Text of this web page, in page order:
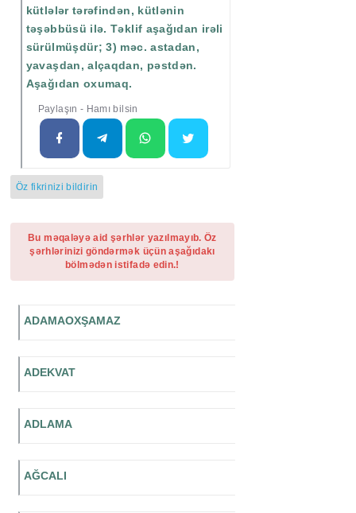
kütlələr tərəfindən, kütlənin
təşəbbüsü ilə. Təklif aşağıdan irəli
sürülmüşdür; 3) məc. astadan,
yavaşdan, alçaqdan, pəstdən.
Aşağıdan oxumaq.
Paylaşın - Hamı bilsin
Öz fikrinizi bildirin
Bu məqaləyə aid şərhlər yazılmayıb. Öz
şərhlərinizi göndərmək üçün aşağıdakı
bölmədən istifadə edin.!
ADAMAOXŞAMAZ
ADEKVAT
ADLAMA
AĞCALI